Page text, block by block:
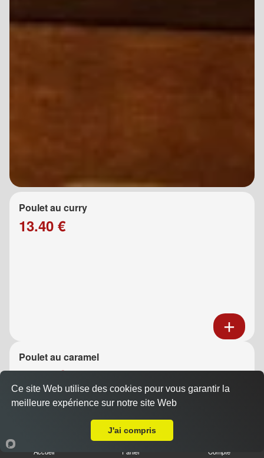
Poulet au curry
13.40 €
Poulet au caramel
13.40 €
Accueil Panier Compte
Ce site Web utilise des cookies pour vous garantir la
meilleure expérience sur notre site Web
J'ai compris